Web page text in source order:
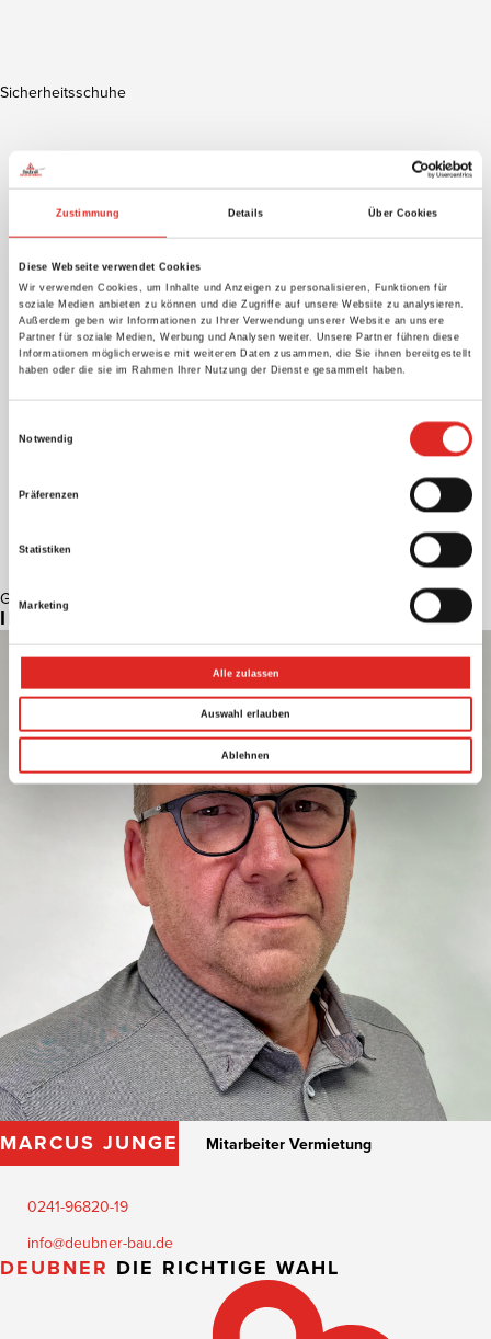
Zustimmung Details Über Cookies
Diese Webseite verwendet Cookies
Wir verwenden Cookies, um Inhalte und Anzeigen zu personalisieren, Funktionen für
soziale Medien anbieten zu können und die Zugriffe auf unsere Website zu analysieren.
Außerdem geben wir Informationen zu Ihrer Verwendung unserer Website an unsere
Partner für soziale Medien, Werbung und Analysen weiter. Unsere Partner führen diese
Informationen möglicherweise mit weiteren Daten zusammen, die Sie ihnen bereitgestellt
haben oder die sie im Rahmen Ihrer Nutzung der Dienste gesammelt haben.
Notwendig
Präferenzen
Statistiken
Marketing
Alle zulassen
Auswahl erlauben
Ablehnen
Sicherheitsschuhe
Gehörschutz
IHR ANSPRECHPARTNER
MARCUS JUNGE Mitarbeiter Vermietung
0241-96820-19
info@deubner-bau.de
DEUBNER DIE RICHTIGE WAHL